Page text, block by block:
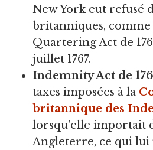
New York eut refusé
britanniques,
Quartering Act de
juillet 1767.
Indemnity Act de
taxes imposées à la
britannique des
lorsqu'elle importait
Angleterre, ce qui